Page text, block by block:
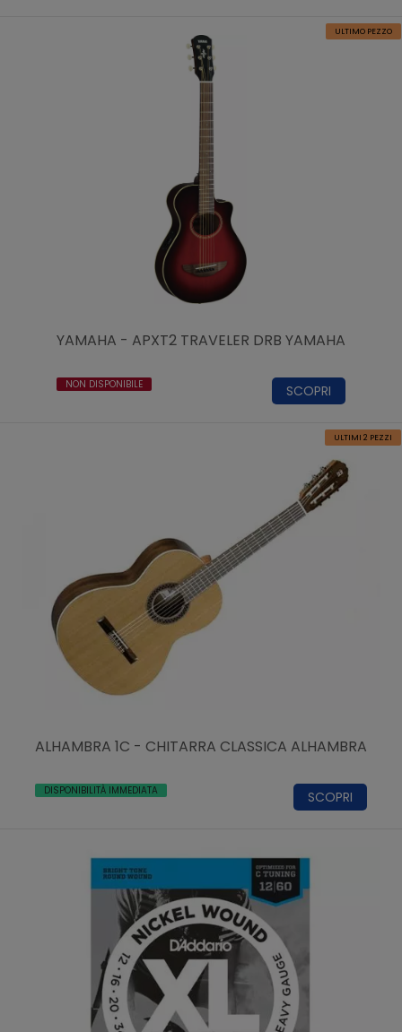
ULTIMO PEZZO
YAMAHA - APXT2 TRAVELER DRB YAMAHA
NON DISPONIBILE SCOPRI
ULTIMI 2 PEZZI
ALHAMBRA 1C - CHITARRA CLASSICA ALHAMBRA
DISPONIBILITÀ IMMEDIATA SCOPRI